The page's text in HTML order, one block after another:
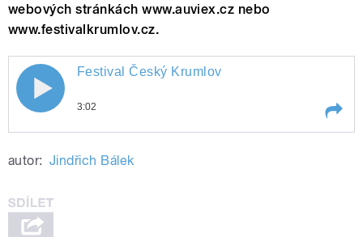
webových stránkách www.auviex.cz nebo
www.festivalkrumlov.cz.
Festival Český Krumlov
Festival Český Krumlov
3:02
autor: Jindřich Bálek